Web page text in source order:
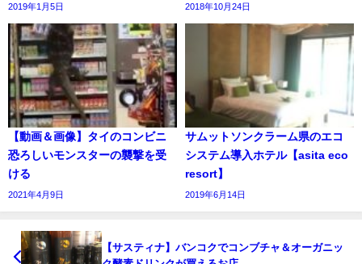
2019年1月5日 2018年10月24日
【動画＆画像】タイのコンビニ
恐ろしいモンスターの襲撃を受
ける
2021年4月9日
サムットソンクラーム県のエコ
システム導入ホテル【asita eco
resort】
2019年6月14日
【サスティナ】バンコクでコンブチャ＆オーガニッ